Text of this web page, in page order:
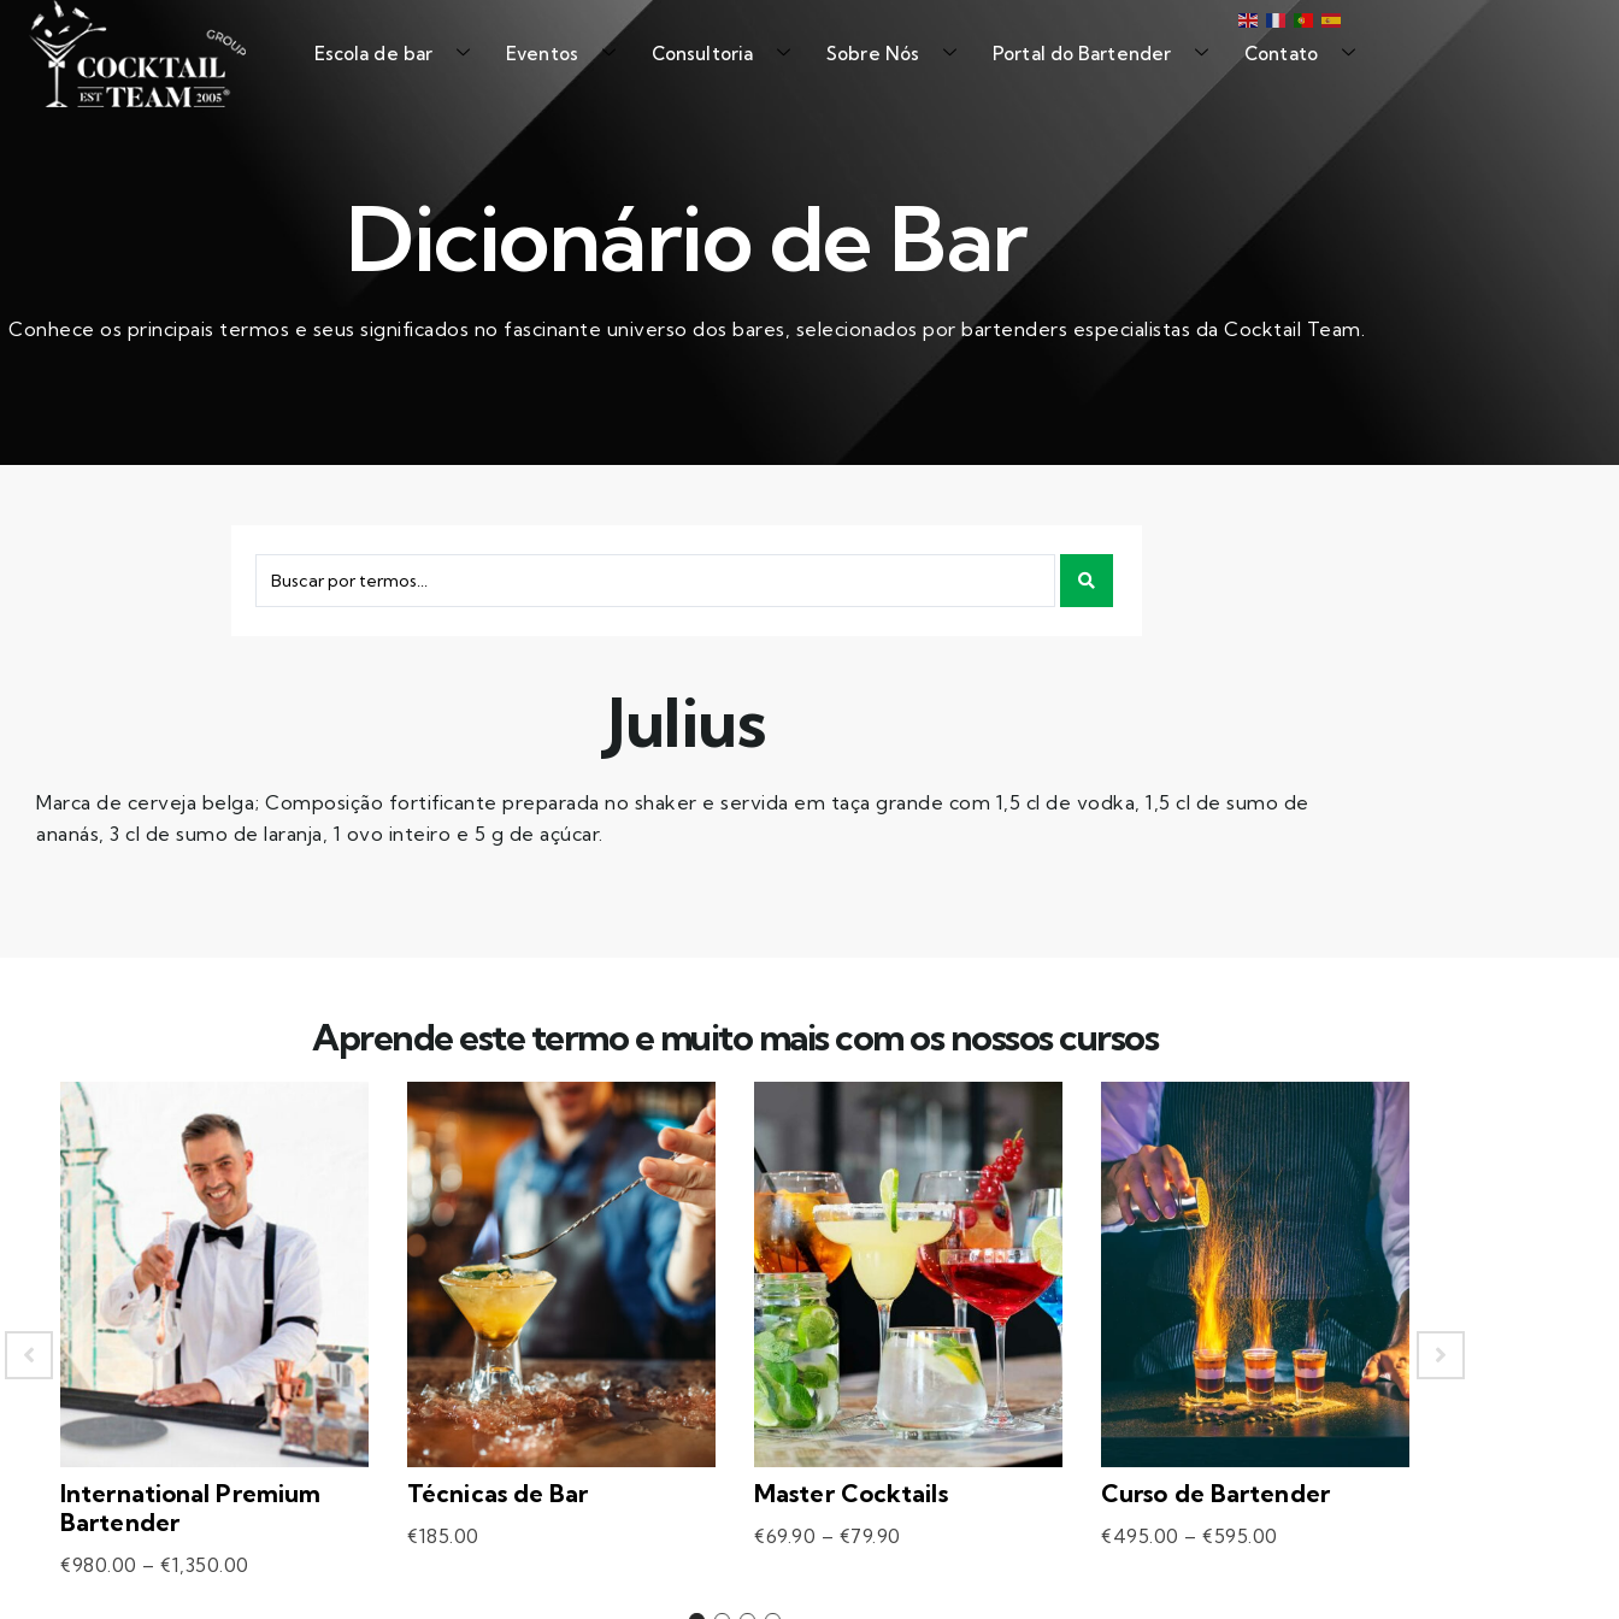
Escola de bar Eventos Consultoria Sobre Nós Portal do Bartender Contato
Dicionário de Bar
Conhece os principais termos e seus significados no fascinante universo dos bares, selecionados por bartenders especialistas da Cocktail Team.
Julius
Marca de cerveja belga; Composição fortificante preparada no shaker e servida em taça grande com 1,5 cl de vodka, 1,5 cl de sumo de
ananás, 3 cl de sumo de laranja, 1 ovo inteiro e 5 g de açúcar.
Aprende este termo e muito mais com os nossos cursos
International Premium
Bartender
€980.00 – €1,350.00
Técnicas de Bar
€185.00
Master Cocktails
€69.90 – €79.90
Curso de Bartender
€495.00 – €595.00